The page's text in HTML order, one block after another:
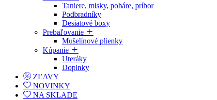
Taniere, misky, poháre, príbor
Podbradníky
Desiatové boxy
Prebaľovanie
Mušelínové plienky
Kúpanie
Uteráky
Doplnky
ZĽAVY
NOVINKY
NA SKLADE